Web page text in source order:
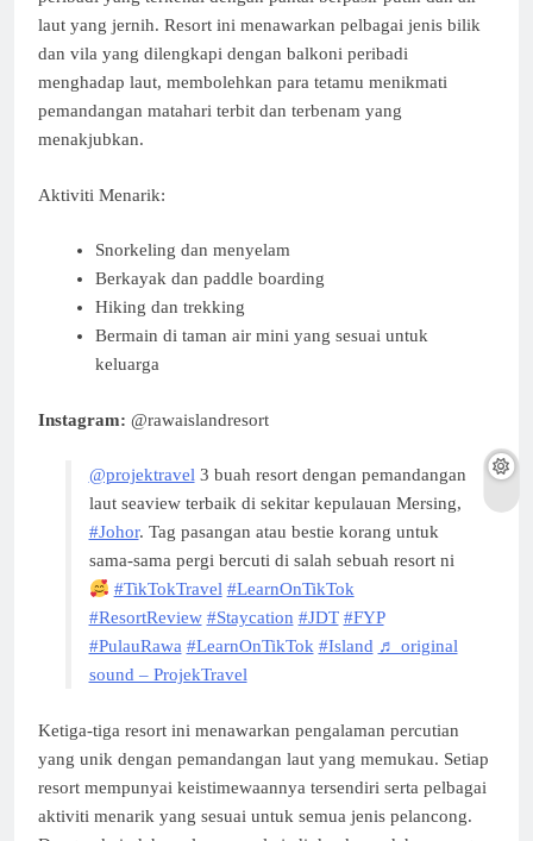
laut yang jernih. Resort ini menawarkan pelbagai jenis bilik
dan vila yang dilengkapi dengan balkoni peribadi
menghadap laut, membolehkan para tetamu menikmati
pemandangan matahari terbit dan terbenam yang
menakjubkan.
Aktiviti Menarik:
Snorkeling dan menyelam
Berkayak dan paddle boarding
Hiking dan trekking
Bermain di taman air mini yang sesuai untuk
keluarga
Instagram: @rawaislandresort
@projektravel3 buah resort dengan pemandangan
laut seaview terbaik di sekitar kepulauan Mersing,
#Johor. Tag pasangan atau bestie korang untuk
sama-sama pergi bercuti di salah sebuah resort ni
#TikTokTravel #LearnOnTikTok
#ResortReview #Staycation #JDT #FYP
#PulauRawa #LearnOnTikTok #Island ♬ original
sound – ProjekTravel
Ketiga-tiga resort ini menawarkan pengalaman percutian
yang unik dengan pemandangan laut yang memukau. Setiap
resort mempunyai keistimewaannya tersendiri serta pelbagai
aktiviti menarik yang sesuai untuk semua jenis pelancong.